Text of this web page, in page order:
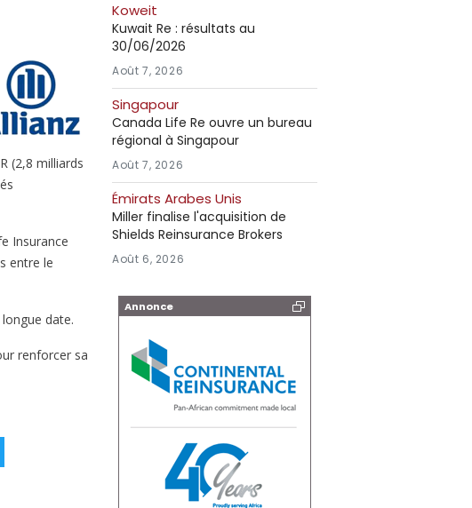
(2,8 milliards
Insurance
entre le
date.
renforcer sa
Koweit
Kuwait Re : résultats au
30/06/2026
Août 7, 2026
Singapour
Canada Life Re ouvre un bureau
régional à Singapour
Août 7, 2026
Émirats Arabes Unis
Miller finalise l'acquisition de
Shields Reinsurance Brokers
Août 6, 2026
Annonce